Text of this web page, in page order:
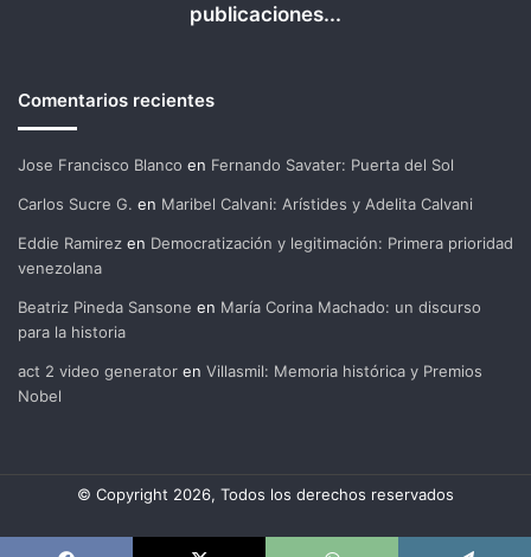
publicaciones...
Comentarios recientes
Jose Francisco Blanco en Fernando Savater: Puerta del Sol
Carlos Sucre G. en Maribel Calvani: Arístides y Adelita Calvani
Eddie Ramirez en Democratización y legitimación: Primera prioridad
venezolana
Beatriz Pineda Sansone en María Corina Machado: un discurso
para la historia
act 2 video generator en Villasmil: Memoria histórica y Premios
Nobel
© Copyright 2026, Todos los derechos reservados